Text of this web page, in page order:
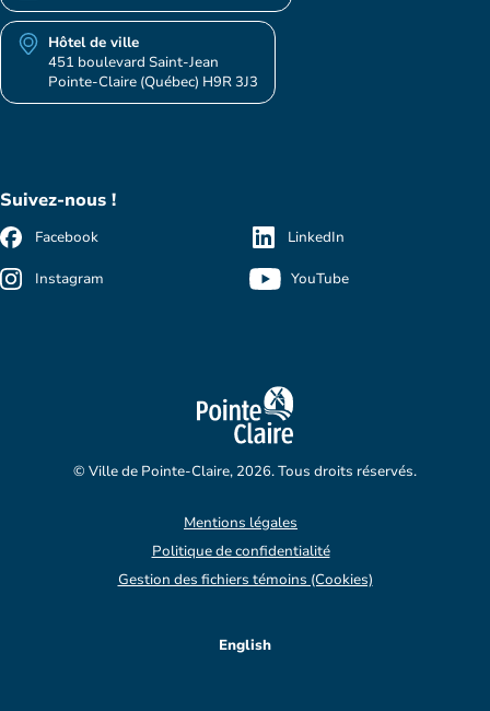
Hôtel de ville
451 boulevard Saint-Jean
Pointe-Claire (Québec) H9R 3J3
Suivez-nous !
Facebook
Instagram
LinkedIn
YouTube
© Ville de Pointe-Claire, 2026. Tous droits réservés.
Mentions légales
Politique de confidentialité
Gestion des fichiers témoins (Cookies)
English